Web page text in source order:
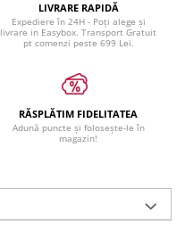
LIVRARE RAPIDĂ
Expediere în 24H - Poți alege și
livrare in Easybox. Transport Gratuit
pt comenzi peste 699 Lei.
RĂSPLĂTIM FIDELITATEA
Adună puncte și folosește-le în
magazin!